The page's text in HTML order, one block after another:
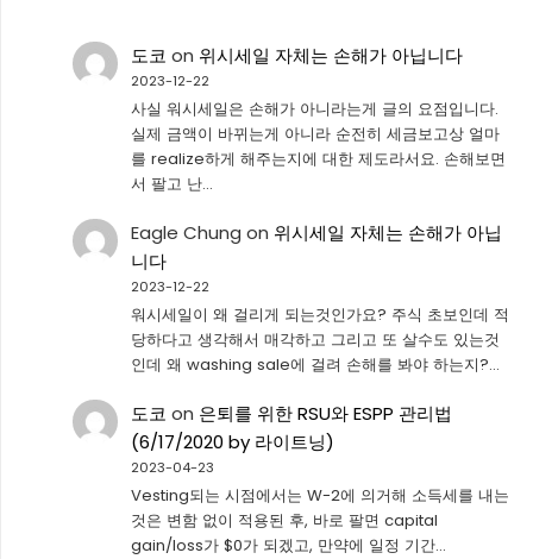
도코 on 위시세일 자체는 손해가 아닙니다
2023-12-22
사실 워시세일은 손해가 아니라는게 글의 요점입니다.
실제 금액이 바뀌는게 아니라 순전히 세금보고상 얼마
를 realize하게 해주는지에 대한 제도라서요. 손해보면
서 팔고 난…
Eagle Chung on 위시세일 자체는 손해가 아닙
니다
2023-12-22
워시세일이 왜 걸리게 되는것인가요? 주식 초보인데 적
당하다고 생각해서 매각하고 그리고 또 살수도 있는것
인데 왜 washing sale에 걸려 손해를 봐야 하는지?…
도코 on 은퇴를 위한 RSU와 ESPP 관리법
(6/17/2020 by 라이트닝)
2023-04-23
Vesting되는 시점에서는 W-2에 의거해 소득세를 내는
것은 변함 없이 적용된 후, 바로 팔면 capital
gain/loss가 $0가 되겠고, 만약에 일정 기간…